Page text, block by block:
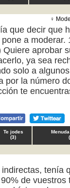
♀
que decir que
pone a moderar.
Quiere aprobar
ya sea
solo a
por la número
te
Te jodes
(3)
(
tenía
de vuestros